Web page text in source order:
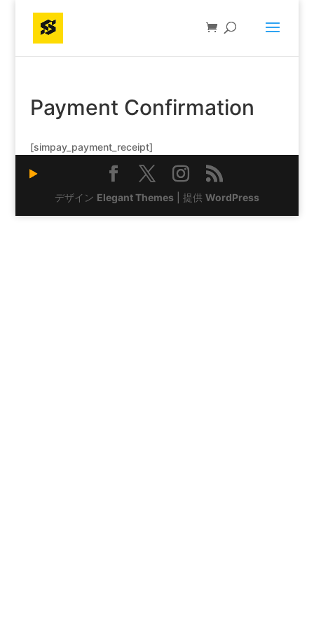
Payment Confirmation
[simpay_payment_receipt]
デザイン Elegant Themes| 提供 WordPress